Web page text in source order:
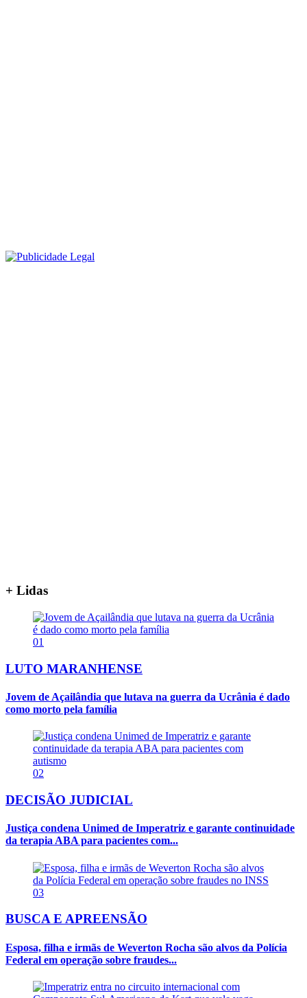
+ Lidas
01
LUTO MARANHENSE
Jovem de Açailândia que lutava na guerra da Ucrânia é dado
como morto pela família
02
DECISÃO JUDICIAL
Justiça condena Unimed de Imperatriz e garante continuidade
da terapia ABA para pacientes com...
03
BUSCA E APREENSÃO
Esposa, filha e irmãs de Weverton Rocha são alvos da Polícia
Federal em operação sobre fraudes...